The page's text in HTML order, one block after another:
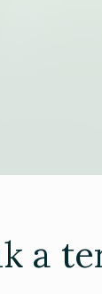
a